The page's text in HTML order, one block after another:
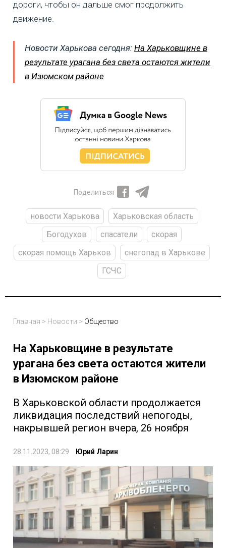
дороги, чтобы он дальше смог продолжить
движение.
Новости Харькова сегодня: На Харьковщине в
результате урагана без света остаются жители
в Изюмском районе
Поделиться
новости Харькова
Харьковская область
Богодухов
спасатели
скорая
скорая помощь Харьков
снегопад в Харькове
ГСЧС
Главная > Новости > Общество
На Харьковщине в результате
урагана без света остаются жители
в Изюмском районе
В Харьковской области продолжается
ликвидация последствий непогоды,
накрывшей регион вчера, 26 ноября
28.11.2023, 08:29 Юрий Ларин